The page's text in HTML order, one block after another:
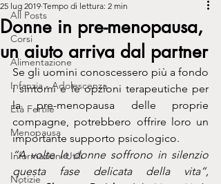
All Posts
Corsi
Alimentazione
Infanzia - Adolescenza
Età Fertile
Menopausa
Informazioni Utili
Notizie
Donne in pre-menopausa,
un aiuto arriva dal partner
25 lug 2019 Tempo di lettura: 2 min
Se gli uomini conoscessero più a fondo
i sintomi e le opzioni terapeutiche per
la pre-menopausa delle proprie
compagne, potrebbero offrire loro un
importante supporto psicologico.
“A volte le donne soffrono in silenzio
questa fase delicata della vita”,